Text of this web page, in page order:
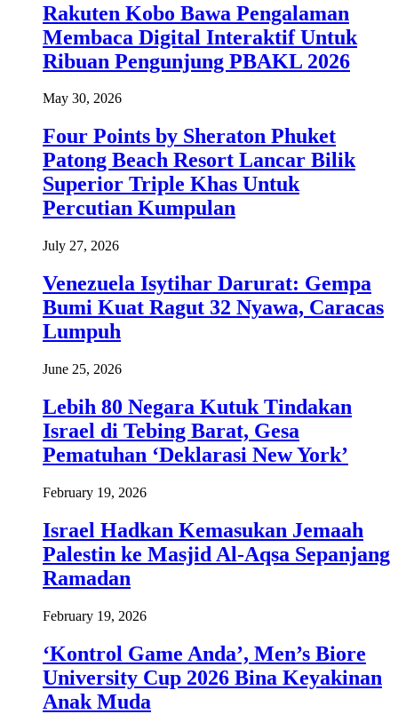
Rakuten Kobo Bawa Pengalaman
Membaca Digital Interaktif Untuk
Ribuan Pengunjung PBAKL 2026
May 30, 2026
Four Points by Sheraton Phuket
Patong Beach Resort Lancar Bilik
Superior Triple Khas Untuk
Percutian Kumpulan
July 27, 2026
Venezuela Isytihar Darurat: Gempa
Bumi Kuat Ragut 32 Nyawa, Caracas
Lumpuh
June 25, 2026
Lebih 80 Negara Kutuk Tindakan
Israel di Tebing Barat, Gesa
Pematuhan ‘Deklarasi New York’
February 19, 2026
Israel Hadkan Kemasukan Jemaah
Palestin ke Masjid Al-Aqsa Sepanjang
Ramadan
February 19, 2026
‘Kontrol Game Anda’, Men’s Biore
University Cup 2026 Bina Keyakinan
Anak Muda